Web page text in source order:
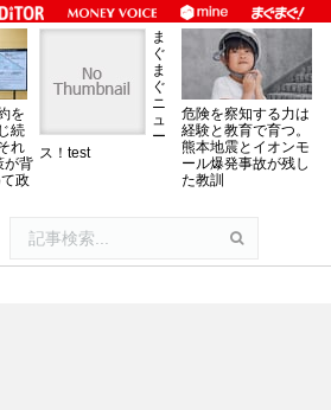
を
続
れ
が背
政
ま
ぐ
ま
ぐ
ニ
ュ
ー
ス！test
危険を察知する力は
経験と教育で育つ。
熊本地震とイオンモ
ール爆発事故が残し
た教訓